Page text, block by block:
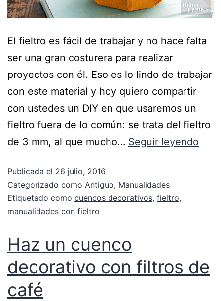
El fieltro es fácil de trabajar y no hace falta
ser una gran costurera para realizar
proyectos con él. Eso es lo lindo de trabajar
con este material y hoy quiero compartir
con ustedes un DIY en que usaremos un
fieltro fuera de lo común: se trata del fieltro
de 3 mm, al que mucho… Seguir leyendo
Publicada el 26 julio, 2016
Categorizado como Antiguo, Manualidades
Etiquetado como cuencos decorativos, fieltro,
manualidades con fieltro
Haz un cuenco
decorativo con filtros de
café